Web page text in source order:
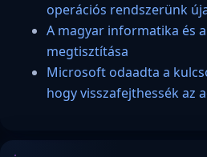
operációs rendszerünk
A magyar informatika és
megtisztítása
Microsoft odaadta a
hogy visszafejthessék az